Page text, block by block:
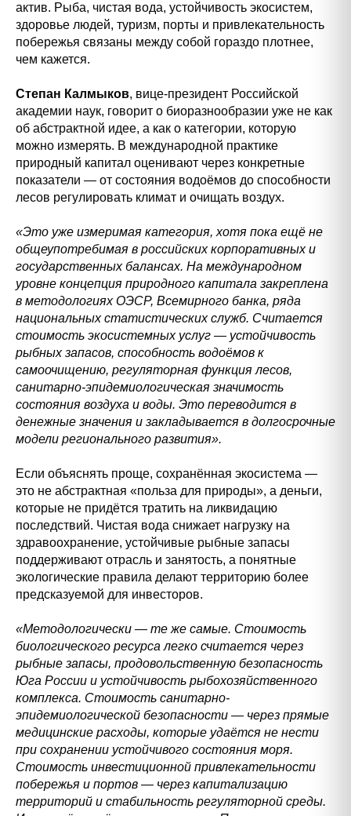
актив. Рыба, чистая вода, устойчивость экосистем,
здоровье людей, туризм, порты и привлекательность
побережья связаны между собой гораздо плотнее,
чем кажется.
Степан Калмыков, вице-президент Российской
академии наук, говорит о биоразнообразии уже не как
об абстрактной идее, а как о категории, которую
можно измерять. В международной практике
природный капитал оценивают через конкретные
показатели — от состояния водоёмов до способности
лесов регулировать климат и очищать воздух.
«Это уже измеримая категория, хотя пока ещё не
общеупотребимая в российских корпоративных и
государственных балансах. На международном
уровне концепция природного капитала закреплена
в методологиях ОЭСР, Всемирного банка, ряда
национальных статистических служб. Считается
стоимость экосистемных услуг — устойчивость
рыбных запасов, способность водоёмов к
самоочищению, регуляторная функция лесов,
санитарно-эпидемиологическая значимость
состояния воздуха и воды. Это переводится в
денежные значения и закладывается в долгосрочные
модели регионального развития».
Если объяснять проще, сохранённая экосистема —
это не абстрактная «польза для природы», а деньги,
которые не придётся тратить на ликвидацию
последствий. Чистая вода снижает нагрузку на
здравоохранение, устойчивые рыбные запасы
поддерживают отрасль и занятость, а понятные
экологические правила делают территорию более
предсказуемой для инвесторов.
«Методологически — те же самые. Стоимость
биологического ресурса легко считается через
рыбные запасы, продовольственную безопасность
Юга России и устойчивость рыбохозяйственного
комплекса. Стоимость санитарно-
эпидемиологической безопасности — через прямые
медицинские расходы, которые удаётся не нести
при сохранении устойчивого состояния моря.
Стоимость инвестиционной привлекательности
побережья и портов — через капитализацию
территорий и стабильность регуляторной среды.